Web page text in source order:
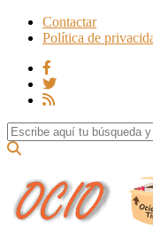
Contactar
Política de
Search for: